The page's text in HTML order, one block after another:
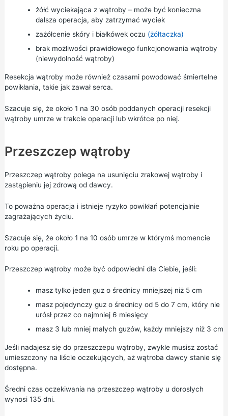
żółć wyciekająca z wątroby – może być konieczna
dalsza operacja, aby zatrzymać wyciek
zażółcenie skóry i białkówek oczu (żółtaczka)
brak możliwości prawidłowego funkcjonowania wątroby
(niewydolność wątroby)
Resekcja wątroby może również czasami powodować śmiertelne
powikłania, takie jak zawał serca.
Szacuje się, że około 1 na 30 osób poddanych operacji resekcji
wątroby umrze w trakcie operacji lub wkrótce po niej.
Przeszczep wątroby
Przeszczep wątroby polega na usunięciu zrakowej wątroby i
zastąpieniu jej zdrową od dawcy.
To poważna operacja i istnieje ryzyko powikłań potencjalnie
zagrażających życiu.
Szacuje się, że około 1 na 10 osób umrze w którymś momencie
roku po operacji.
Przeszczep wątroby może być odpowiedni dla Ciebie, jeśli:
masz tylko jeden guz o średnicy mniejszej niż 5 cm
masz pojedynczy guz o średnicy od 5 do 7 cm, który nie
urósł przez co najmniej 6 miesięcy
masz 3 lub mniej małych guzów, każdy mniejszy niż 3 cm
Jeśli nadajesz się do przeszczepu wątroby, zwykle musisz zostać
umieszczony na liście oczekujących, aż wątroba dawcy stanie się
dostępna.
Średni czas oczekiwania na przeszczep wątroby u dorosłych
wynosi 135 dni.